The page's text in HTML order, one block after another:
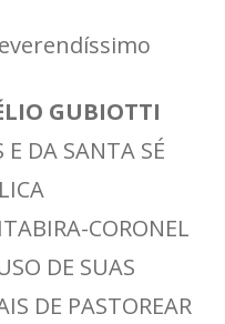
GUBIOTTI
E DA SANTA SÉ
CORONEL
DE SUAS
DE PASTOREAR